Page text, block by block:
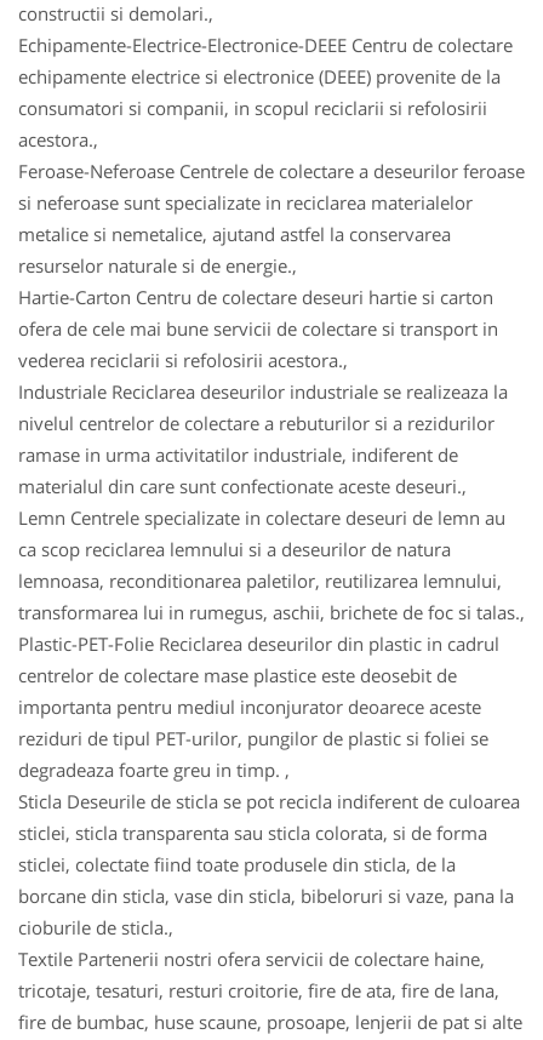
constructii si demolari.,
Echipamente-Electrice-Electronice-DEEE Centru de colectare
echipamente electrice si electronice (DEEE) provenite de la
consumatori si companii, in scopul reciclarii si refolosirii
acestora.,
Feroase-Neferoase Centrele de colectare a deseurilor feroase
si neferoase sunt specializate in reciclarea materialelor
metalice si nemetalice, ajutand astfel la conservarea
resurselor naturale si de energie.,
Hartie-Carton Centru de colectare deseuri hartie si carton
ofera de cele mai bune servicii de colectare si transport in
vederea reciclarii si refolosirii acestora.,
Industriale Reciclarea deseurilor industriale se realizeaza la
nivelul centrelor de colectare a rebuturilor si a rezidurilor
ramase in urma activitatilor industriale, indiferent de
materialul din care sunt confectionate aceste deseuri.,
Lemn Centrele specializate in colectare deseuri de lemn au
ca scop reciclarea lemnului si a deseurilor de natura
lemnoasa, reconditionarea paletilor, reutilizarea lemnului,
transformarea lui in rumegus, aschii, brichete de foc si talas.,
Plastic-PET-Folie Reciclarea deseurilor din plastic in cadrul
centrelor de colectare mase plastice este deosebit de
importanta pentru mediul inconjurator deoarece aceste
reziduri de tipul PET-urilor, pungilor de plastic si foliei se
degradeaza foarte greu in timp. ,
Sticla Deseurile de sticla se pot recicla indiferent de culoarea
sticlei, sticla transparenta sau sticla colorata, si de forma
sticlei, colectate fiind toate produsele din sticla, de la
borcane din sticla, vase din sticla, bibeloruri si vaze, pana la
cioburile de sticla.,
Textile Partenerii nostri ofera servicii de colectare haine,
tricotaje, tesaturi, resturi croitorie, fire de ata, fire de lana,
fire de bumbac, huse scaune, prosoape, lenjerii de pat si alte